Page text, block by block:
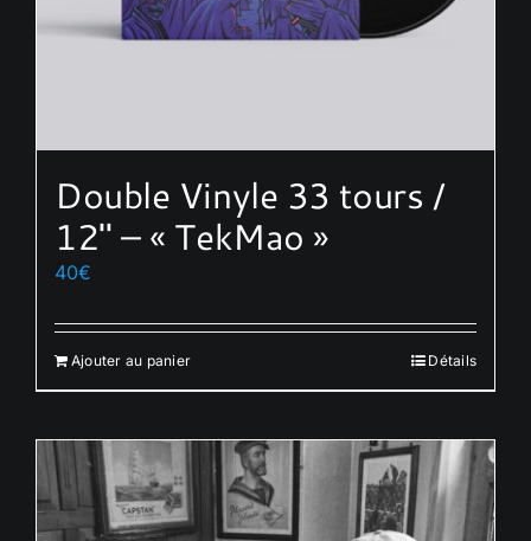
Double Vinyle 33 tours /
12″ – « TekMao »
40€
Ajouter au panier Détails